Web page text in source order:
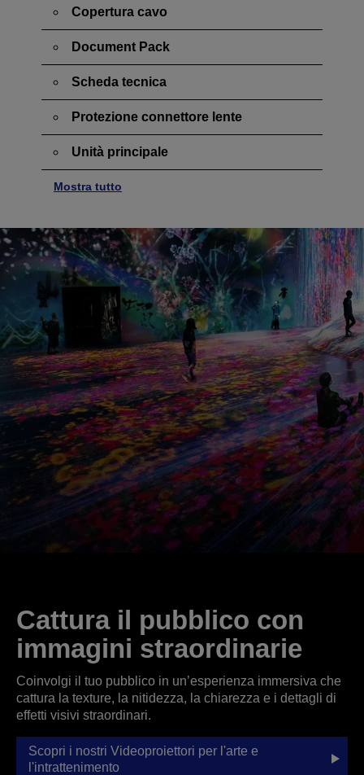
Copertura cavo
Document Pack
Scheda tecnica
Protezione connettore lente
Unità principale
Mostra tutto
Cattura il pubblico con
immagini straordinarie
Coinvolgi il tuo pubblico in un’esperienza immersiva che
cattura la texture, la nitidezza, la chiarezza e i dettagli di
effetti visivi straordinari.
Scopri i nostri Videoproiettori per l'arte e
l'intrattenimento